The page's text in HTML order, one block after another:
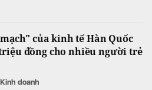
của kinh tế Hàn Quốc
đồng cho nhiều người trẻ
Kinh doanh